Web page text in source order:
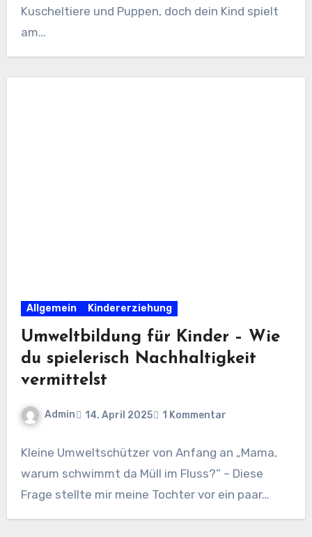
Kuscheltiere und Puppen, doch dein Kind spielt
am…
Allgemein Kindererziehung
Umweltbildung für Kinder – Wie
du spielerisch Nachhaltigkeit
vermittelst
Admin 14. April 2025 1 Kommentar
Kleine Umweltschützer von Anfang an „Mama,
warum schwimmt da Müll im Fluss?“ – Diese
Frage stellte mir meine Tochter vor ein paar…